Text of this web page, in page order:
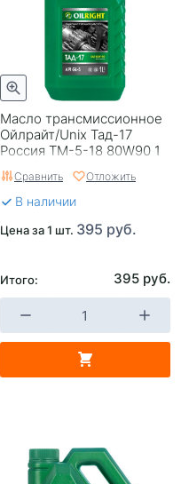
Масло трансмиссионное
Ойлрайт/Unix Тад-17
Россия ТМ-5-18 80W90 1
(2547)
Сравнить Отложить
В наличии
Цена за 1 шт. 395 руб.
Итого: 395 руб.